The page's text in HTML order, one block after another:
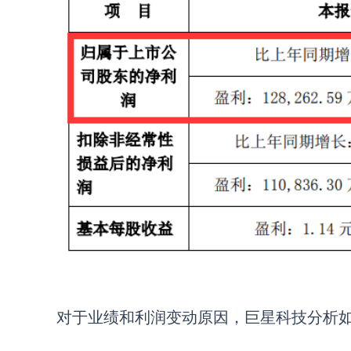
对于业绩和利润变动原因，巨星科技分析